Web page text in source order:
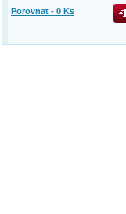
Porovnat - 0 Ks